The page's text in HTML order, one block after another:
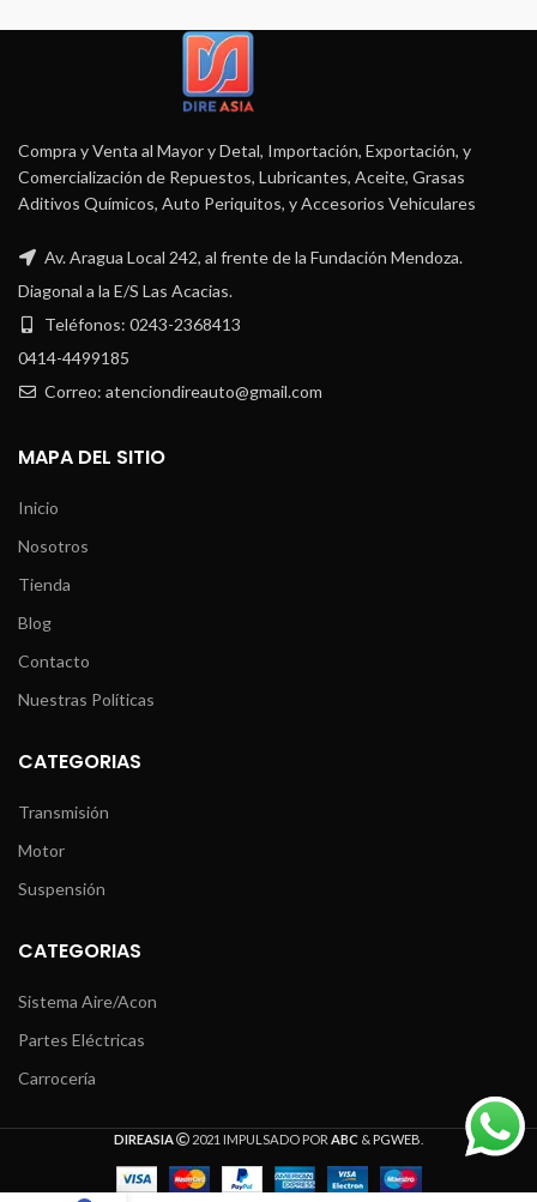
Compra y Venta al Mayor y Detal, Importación, Exportación, y
Comercialización de Repuestos, Lubricantes, Aceite, Grasas
Aditivos Químicos, Auto Periquitos, y Accesorios Vehiculares
Av. Aragua Local 242, al frente de la Fundación Mendoza.
Diagonal a la E/S Las Acacias.
Teléfonos: 0243-2368413
0414-4499185
Correo: atenciondireauto@gmail.com
MAPA DEL SITIO
Inicio
Nosotros
Tienda
Blog
Contacto
Nuestras Políticas
CATEGORIAS
Transmisión
Motor
Suspensión
CATEGORIAS
Sistema Aire/Acon
Partes Eléctricas
Carrocería
DIREASIA 2021 IMPULSADO POR ABC &PGWEB